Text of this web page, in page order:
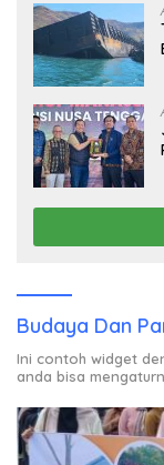
Budaya Dan
Ini contoh widget
anda bisa